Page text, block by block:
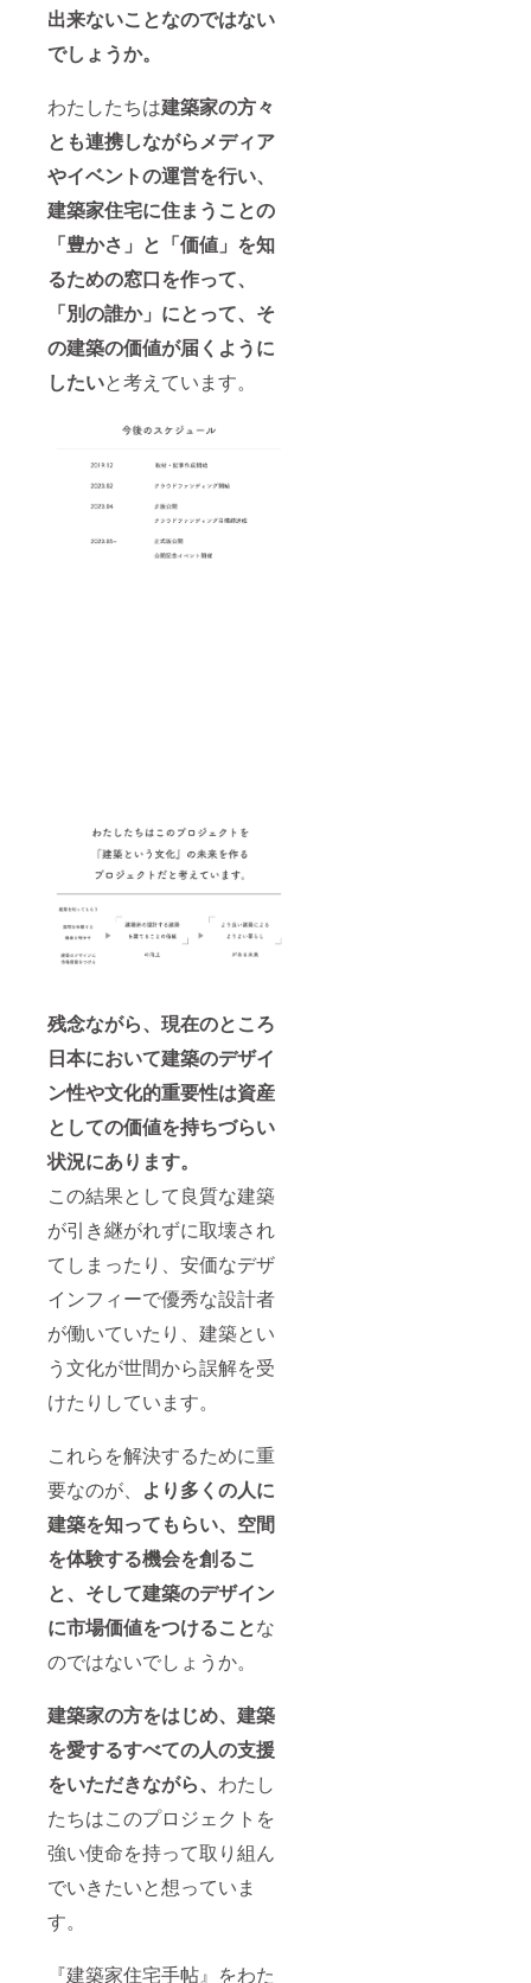
出来ないことなのではない
でしょうか。
わたしたちは建築家の方々
とも連携しながらメディア
やイベントの運営を行い、
建築家住宅に住まうことの
「豊かさ」と「価値」を知
るための窓口を作って、
「別の誰か」にとって、そ
の建築の価値が届くように
したいと考えています。
残念ながら、現在のところ
日本において建築のデザイ
ン性や文化的重要性は資産
としての価値を持ちづらい
状況にあります。
この結果として良質な建築
が引き継がれずに取壊され
てしまったり、安価なデザ
インフィーで優秀な設計者
が働いていたり、建築とい
う文化が世間から誤解を受
けたりしています。
これらを解決するために重
要なのが、 より多くの人に
建築を知ってもらい、空間
を体験する機会を創るこ
と、そして建築のデザイン
に市場価値をつけることな
のではないでしょうか。
建築家の方をはじめ、建築
を愛するすべての人の支援
をいただきながら、 わたし
たちはこのプロジェクトを
強い使命を持って取り組ん
でいきたいと想っていま
す。
『建築家住宅手帖』をわた